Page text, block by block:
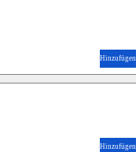
Hinzufügen
Hinzufügen